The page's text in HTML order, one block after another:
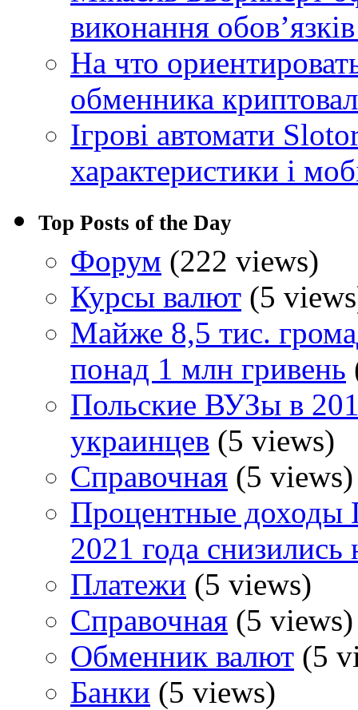
виконання
На что
обменника
Ігрові автомати
характеристики і
Top Posts of the Day
Форум (222 views)
Курсы валют (5
Майже 8,5 тис.
понад 1 млн гривень
Польские ВУЗы в
украинцев (5 views)
Справочная (5 views)
Процентные доходы
2021 года снизились
Платежи (5 views)
Справочная (5 views)
Обменник валют (5
Банки (5 views)